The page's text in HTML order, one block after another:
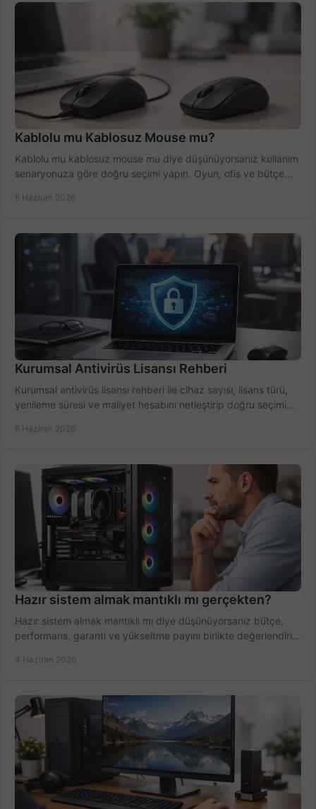
Kablolu mu Kablosuz Mouse mu?
Kablolu mu kablosuz mouse mu diye düşünüyorsanız kullanım
senaryonuza göre doğru seçimi yapın. Oyun, ofis ve bütçe
8 Haziran 2026
Kurumsal Antivirüs Lisansı Rehberi
Kurumsal antivirüs lisansı rehberi ile cihaz sayısı, lisans türü,
yenileme süresi ve maliyet hesabını netleştirip doğru seçimi
6 Haziran 2026
Hazır sistem almak mantıklı mı gerçekten?
Hazır sistem almak mantıklı mı diye düşünüyorsanız bütçe,
performans, garanti ve yükseltme payını birlikte değerlendirin,
4 Haziran 2026